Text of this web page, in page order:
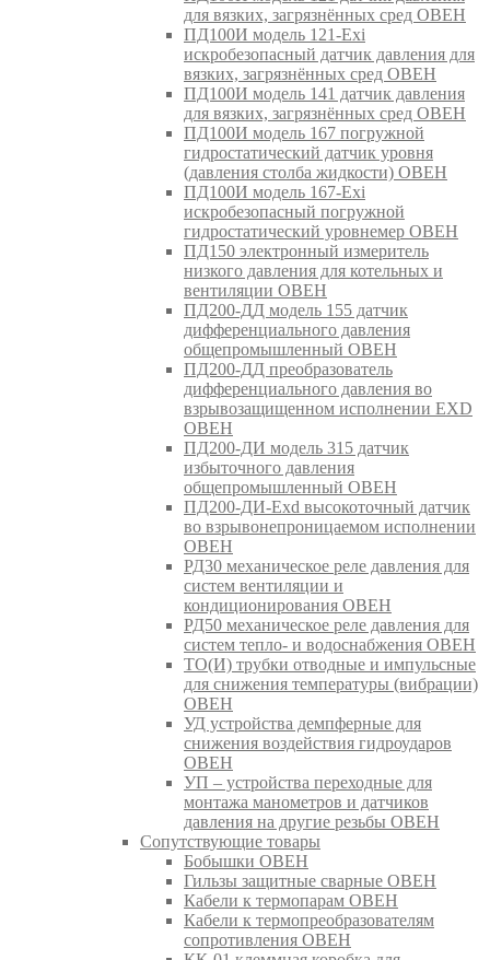
для вязких, загрязнённых сред ОВЕН
ПД100И модель 121-Exi
искробезопасный датчик давления для
вязких, загрязнённых сред ОВЕН
ПД100И модель 141 датчик давления
для вязких, загрязнённых сред ОВЕН
ПД100И модель 167 погружной
гидростатический датчик уровня
(давления столба жидкости) ОВЕН
ПД100И модель 167-Exi
искробезопасный погружной
гидростатический уровнемер ОВЕН
ПД150 электронный измеритель
низкого давления для котельных и
вентиляции ОВЕН
ПД200-ДД модель 155 датчик
дифференциального давления
общепромышленный ОВЕН
ПД200-ДД преобразователь
дифференциального давления во
взрывозащищенном исполнении EXD
ОВЕН
ПД200-ДИ модель 315 датчик
избыточного давления
общепромышленный ОВЕН
ПД200-ДИ-Exd высокоточный датчик
во взрывонепроницаемом исполнении
ОВЕН
РД30 механическое реле давления для
систем вентиляции и
кондиционирования ОВЕН
РД50 механическое реле давления для
систем тепло- и водоснабжения ОВЕН
ТО(И) трубки отводные и импульсные
для снижения температуры (вибрации)
ОВЕН
УД устройства демпферные для
снижения воздействия гидроударов
ОВЕН
УП – устройства переходные для
монтажа манометров и датчиков
давления на другие резьбы ОВЕН
Сопутствующие товары
Бобышки ОВЕН
Гильзы защитные сварные ОВЕН
Кабели к термопарам ОВЕН
Кабели к термопреобразователям
сопротивления ОВЕН